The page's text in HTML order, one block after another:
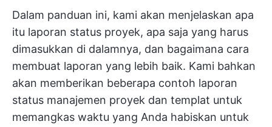
Dalam panduan ini, kami akan menjelaskan apa
itu laporan status proyek, apa saja yang harus
dimasukkan di dalamnya, dan bagaimana cara
membuat laporan yang lebih baik. Kami bahkan
akan memberikan beberapa contoh laporan
status manajemen proyek dan templat untuk
memangkas waktu yang Anda habiskan untuk